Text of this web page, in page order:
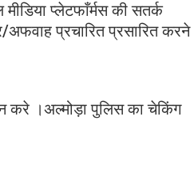
प्लेटफाँर्मस की सतर्क
प्रचारित प्रसारित करने
करे ।अल्मोड़ा पुलिस का चेकिंग